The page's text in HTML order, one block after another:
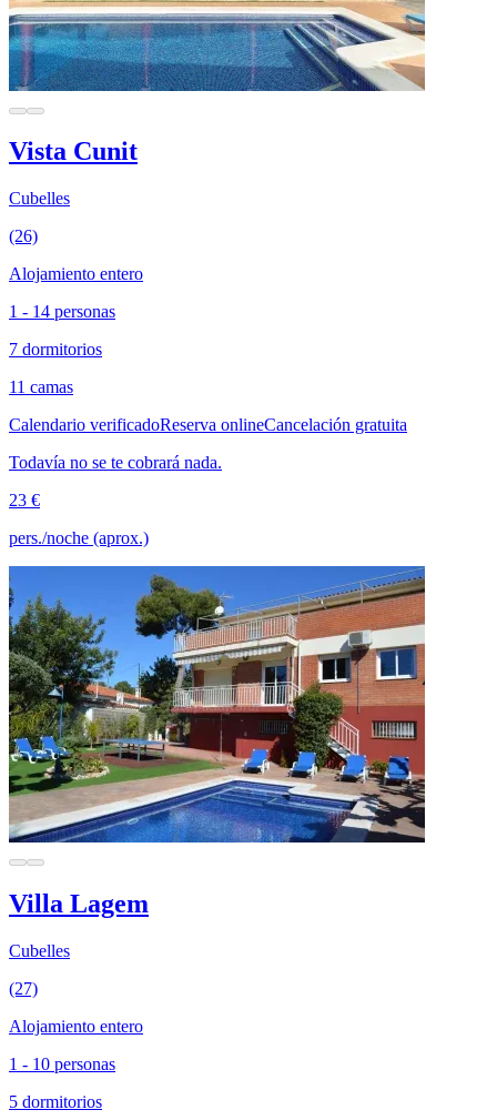
Vista Cunit
Cubelles
(26)
Alojamiento entero
1 - 14 personas
7 dormitorios
11 camas
Calendario verificadoReserva onlineCancelación gratuita
Todavía no se te cobrará nada.
23 €
pers./noche (aprox.)
Villa Lagem
Cubelles
(27)
Alojamiento entero
1 - 10 personas
5 dormitorios